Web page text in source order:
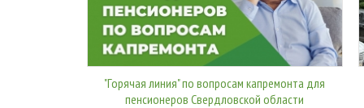
"Горячая линия" по вопросам капремонта для
пенсионеров Свердловской области